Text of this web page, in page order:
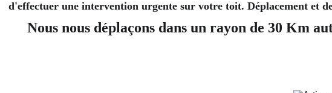
d'effectuer une intervention urgente sur votre toit. Déplacement et
Nous nous déplaçons dans un rayon de 30 Km